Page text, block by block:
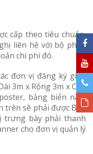
cấp theo tiêu chuẩn,
liên hệ với bộ phận
chi phí đó.
đơn vị đăng ký gian
3m x Rộng 3m x Cao
bảng biển nằm
trên sẽ phải được Ban
trưng bày phải thanh
cho đơn vị quản lý